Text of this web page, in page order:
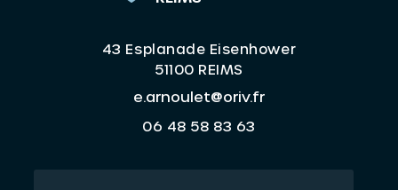
43 Esplanade Eisenhower
51100 REIMS
e.arnoulet@oriv.fr
06 48 58 83 63